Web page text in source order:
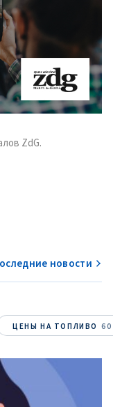
ZdG.
новости
ЦЕНЫ НА ТОПЛИВО 60